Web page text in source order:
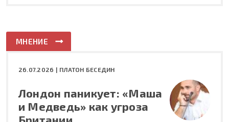
МНЕНИЕ
26.07.2026 | ПЛАТОН БЕСЕДИН
Лондон паникует: «Маша
и Медведь» как угроза